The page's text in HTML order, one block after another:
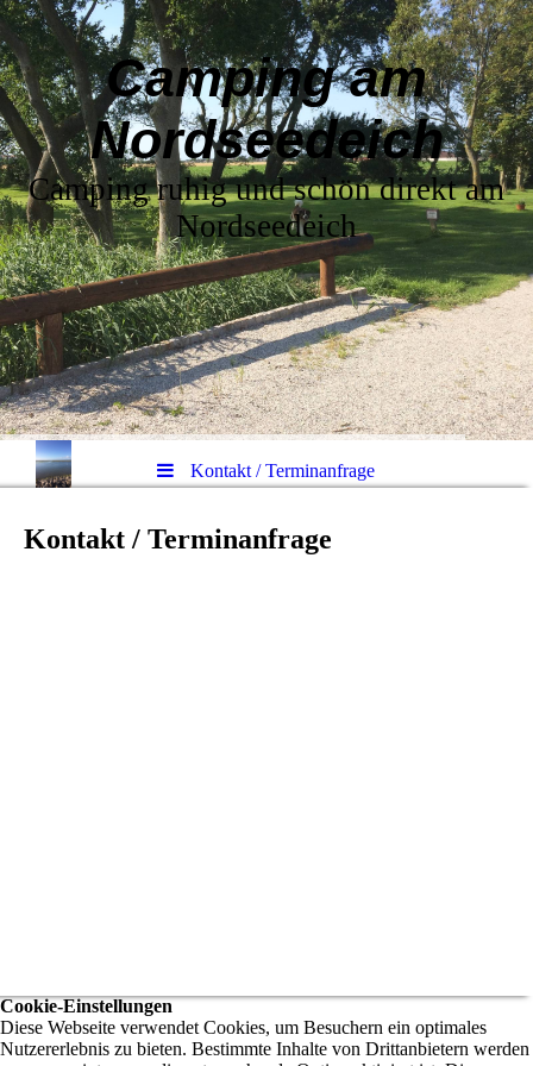
Camping am
Nordseedeich
Camping ruhig und schön direkt am
Nordseedeich
Kontakt / Terminanfrage
Kontakt / Terminanfrage
Cookie-Einstellungen
Diese Webseite verwendet Cookies, um Besuchern ein optimales
Nutzererlebnis zu bieten. Bestimmte Inhalte von Drittanbietern werden